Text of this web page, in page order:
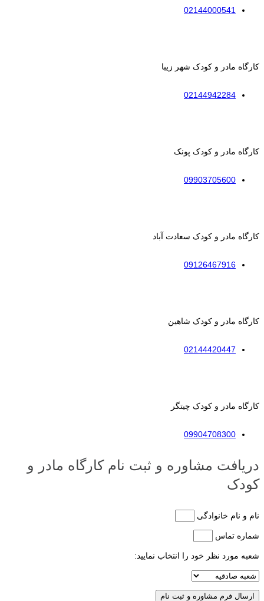
02144000541
کارگاه مادر و کودک شهر زیبا
02144942284
کارگاه مادر و کودک پونک
09903705600
کارگاه مادر و کودک سعادت آباد
09126467916
کارگاه مادر و کودک شاهین
02144420447
کارگاه مادر و کودک چیتگر
09904708300
دریافت مشاوره و ثبت نام کارگاه مادر و
کودک
نام و نام خانوادگی
شماره تماس
شعبه مورد نظر خود را انتخاب نمایید:
ارسال فرم مشاوره و ثبت نام